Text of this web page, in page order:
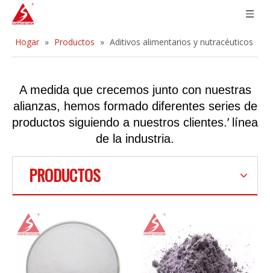
Hogar » Productos » Aditivos alimentarios y nutracéuticos
A medida que crecemos junto con nuestras
alianzas, hemos formado diferentes series de
productos siguiendo a nuestros clientes.’ línea
de la industria.
PRODUCTOS